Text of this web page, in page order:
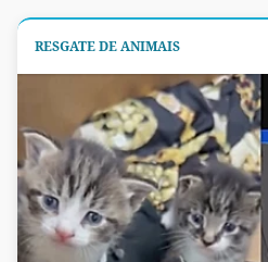
RESGATE DE ANIMAIS